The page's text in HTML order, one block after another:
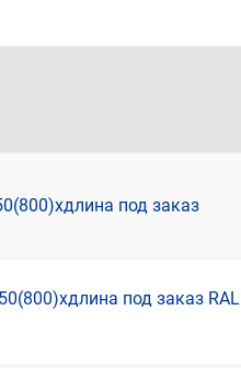
под заказ
под заказ RAL